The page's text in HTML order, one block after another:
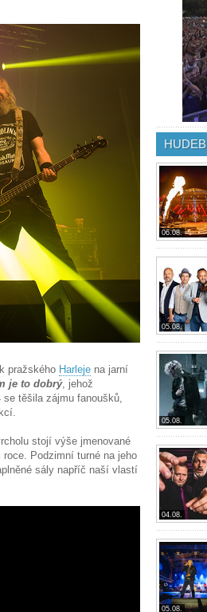
pražského Harleje na jarní
je to dobrý, jehož
těšila zájmu fanoušků,
stojí výše jmenované
Podzimní turné na jeho
sály napříč naší vlastí
06.08.
05.08.
05.08.
04.08.
05.08.